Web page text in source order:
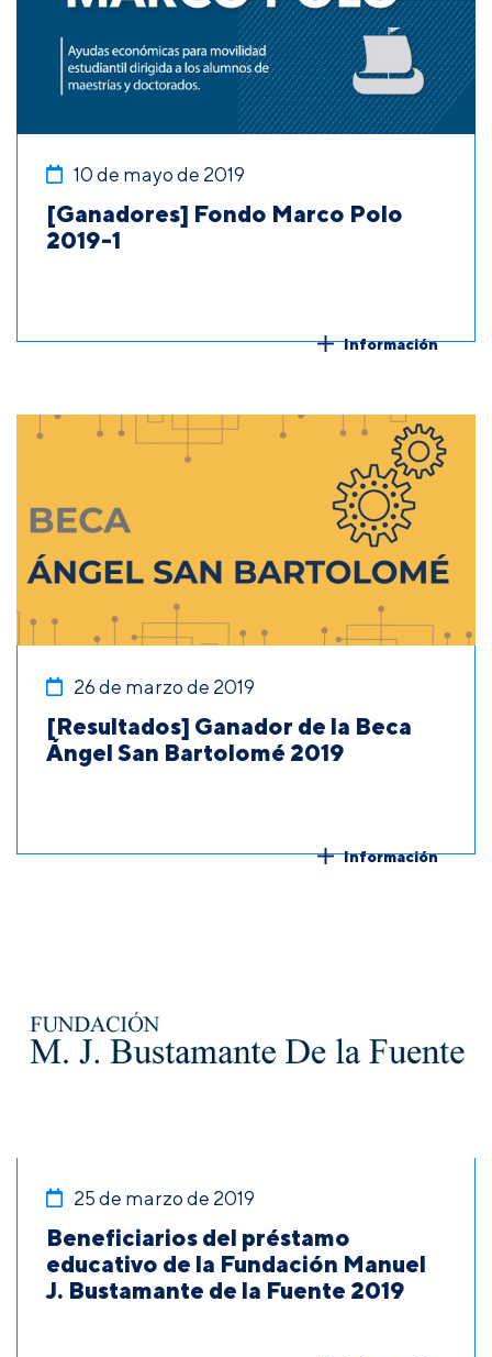
10 de mayo de 2019
[Ganadores] Fondo Marco Polo
2019-1
Información
26 de marzo de 2019
[Resultados] Ganador de la Beca
Ángel San Bartolomé 2019
Información
25 de marzo de 2019
Beneficiarios del préstamo
educativo de la Fundación Manuel
J. Bustamante de la Fuente 2019